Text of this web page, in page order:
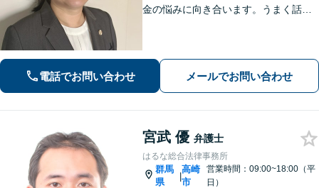
金の悩みに向き合います。うまく話せ
電話でお問い合わせ メールでお問い合わせ
宮武 優 弁護士
はるな総合法律事務所
群馬
県
|
高崎
市
営業時間：09:00~18:00（平
日）